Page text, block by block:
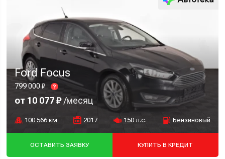
Ford Focus
799 000 ₽ ?
от 10 077 ₽/месяц
100 566 км 2017 150 л.с. Бензиновый
ОСТАВИТЬ ЗАЯВКУ КУПИТЬ В КРЕДИТ